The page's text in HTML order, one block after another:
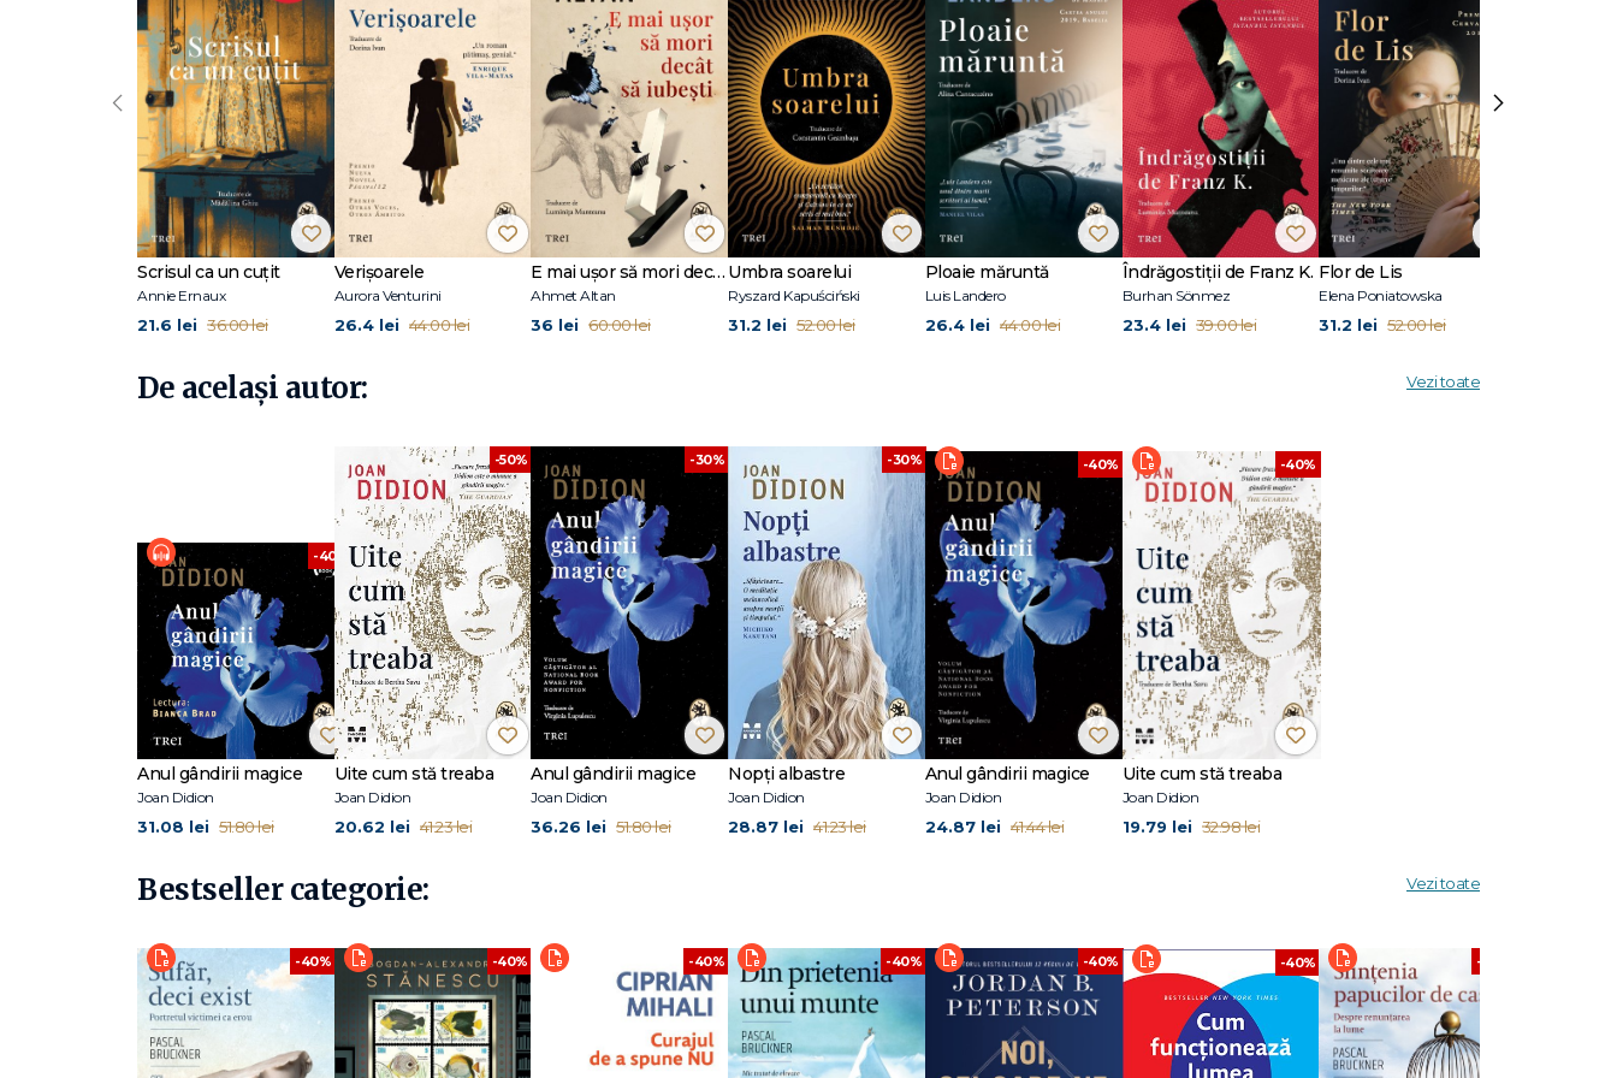
Scrisul ca un cuțit
Annie Ernaux
21.6 lei 36.00 lei
Verișoarele
Aurora Venturini
26.4 lei 44.00 lei
E mai ușor să mori decât să iubești (seria Cvartetul Otoman, vol.3)
Ahmet Altan
36 lei 60.00 lei
Umbra soarelui
Ryszard Kapuściński
31.2 lei 52.00 lei
Ploaie măruntă
Luis Landero
26.4 lei 44.00 lei
Îndrăgostiții de Franz K.
Burhan Sönmez
23.4 lei 39.00 lei
Flor de Lis
Elena Poniatowska
31.2 lei 52.00 lei
‹ ›
De același autor: Vezi toate
-40%
Anul gândirii magice
Joan Didion
31.08 lei 51.80 lei
-50%
Uite cum stă treaba
Joan Didion
20.62 lei 41.23 lei
-30%
Anul gândirii magice
Joan Didion
36.26 lei 51.80 lei
-30%
Nopți albastre
Joan Didion
28.87 lei 41.23 lei
-40%
Anul gândirii magice
Joan Didion
24.87 lei 41.44 lei
-40%
Uite cum stă treaba
Joan Didion
19.79 lei 32.98 lei
Bestseller categorie: Vezi toate
-40% -40% -40% -40% -40% -40% -40%